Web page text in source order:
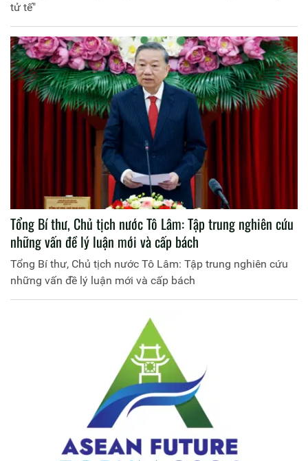
tử tế"
Tổng Bí thư, Chủ tịch nước Tô Lâm: Tập trung nghiên cứu
những vấn đề lý luận mới và cấp bách
Tổng Bí thư, Chủ tịch nước Tô Lâm: Tập trung nghiên cứu
những vấn đề lý luận mới và cấp bách